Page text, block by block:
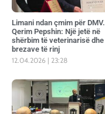
Limani ndan çmim për DMV.
Qerim Pepshin: Një jetë në
shërbim të veterinarisë dhe
brezave të rinj
12.04.2026
23:28